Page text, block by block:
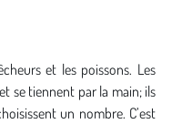
et les poissons. Les
se tiennent par la main; ils
un nombre. C’est